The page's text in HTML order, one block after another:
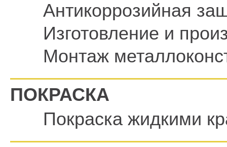
Антикоррозийная
Изготовление и
Монтаж
ПОКРАСКА
Покраска жидкими